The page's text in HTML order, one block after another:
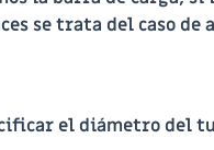
se trata del caso de
el diámetro del